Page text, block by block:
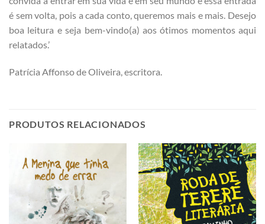
é sem volta, pois a cada conto, queremos mais e mais. Desejo
boa leitura e seja bem-vindo(a) aos ótimos momentos aqui
relatados.’
Patrícia Affonso de Oliveira, escritora.
PRODUTOS RELACIONADOS